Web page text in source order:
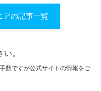
アの記事一覧
。
数ですが公式サイトの情報をご